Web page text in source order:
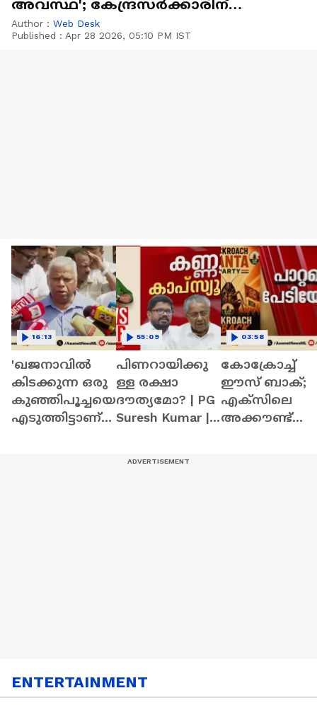
അവസ്ഥ'; കേന്ദ്രസർ‌ക്കാരിന്
കത്തയച്ച് വിമാന കമ്പനികൾ
Author : Web Desk
Published : Apr 28 2026, 05:10 PM IST
'ഖജനാവിൽ
കിടക്കുന്ന ഒരു
കുഞ്ഞിപൂച്ചയെ
എടുത്തിട്ടാണ്
16:13
പിണറായിക്കു
ള്ള രക്ഷാ
ദൗത്യമോ? | PG
Suresh Kumar |
55:09
കോക്രോച്ച്
ഈസ് ബാക്;
എക്‌സിലെ
അക്കൗണ്ട്
03:58
ENTERTAINMENT